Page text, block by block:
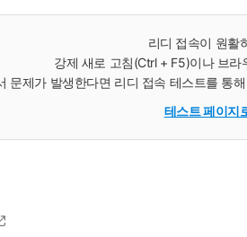
리디 접속이 원활
강제 새로 고침(Ctrl + F5)이나 브
문제가 발생한다면 리디 접속 테스트를 통
테스트 페이지